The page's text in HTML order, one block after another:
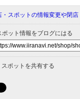
・スポットの情報変更や閉
ポット情報をブログにはる
スポットを共有する